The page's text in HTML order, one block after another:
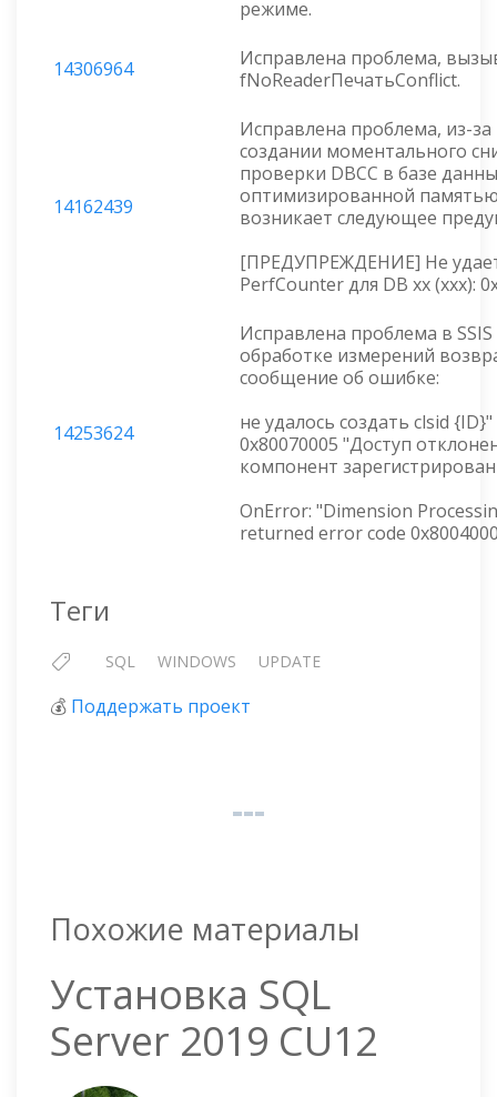
режиме.
14306964
Исправлена проблема,
fNoReaderПечатьConflict.
14162439
Исправлена проблема, из-
создании моментального
проверки DBCC в базе
оптимизированной
возникает следующее
[ПРЕДУПРЕЖДЕНИЕ] Не
PerfCounter для DB xx (xxx):
14253624
Исправлена проблема в
обработке измерений
сообщение об ошибке:
не удалось создать clsid
0x80070005 "Доступ
компонент
OnError: "Dimension
returned error code
Теги
SQL WINDOWS UPDATE
💰 Поддержать проект
Похожие материалы
Установка SQL
Server 2019 CU12